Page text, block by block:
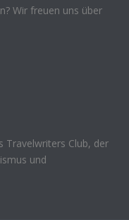
Wir freuen uns über
Travelwriters Club, der
und